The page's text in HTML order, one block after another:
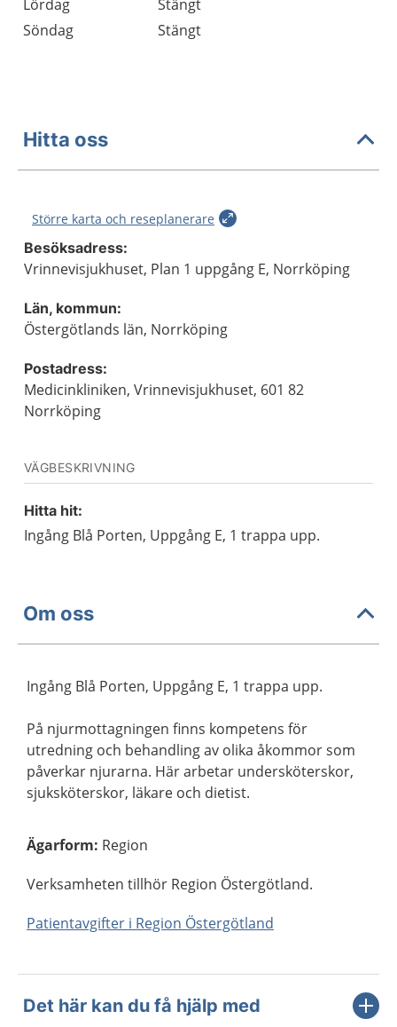
Lördag
Stängt
Söndag
Stängt
Hitta oss
Större karta och reseplanerare
Besöksadress:
Vrinnevisjukhuset, Plan 1 uppgång E, Norrköping
Län, kommun:
Östergötlands län, Norrköping
Postadress:
Medicinkliniken, Vrinnevisjukhuset, 601 82
Norrköping
VÄGBESKRIVNING
Hitta hit:
Ingång Blå Porten, Uppgång E, 1 trappa upp.
Om oss
Ingång Blå Porten, Uppgång E, 1 trappa upp.
På njurmottagningen finns kompetens för
utredning och behandling av olika åkommor som
påverkar njurarna. Här arbetar undersköterskor,
sjuksköterskor, läkare och dietist.
Ägarform: Region
Verksamheten tillhör Region Östergötland.
Patientavgifter i Region Östergötland
Det här kan du få hjälp med